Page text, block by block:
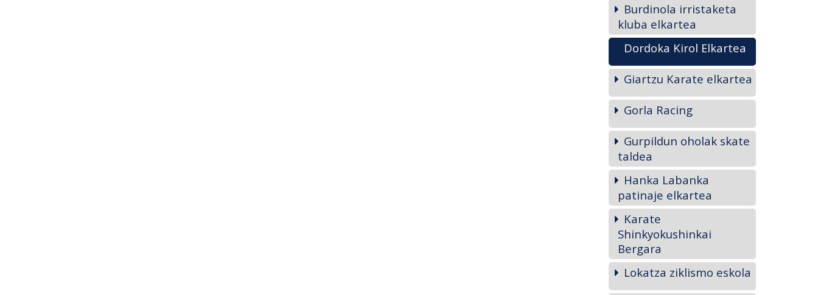
Burdinola irristaketa
kluba elkartea
Dordoka Kirol Elkartea
Giartzu Karate elkartea
Gorla Racing
Gurpildun oholak skate
taldea
Hanka Labanka
patinaje elkartea
Karate
Shinkyokushinkai
Bergara
Lokatza ziklismo eskola